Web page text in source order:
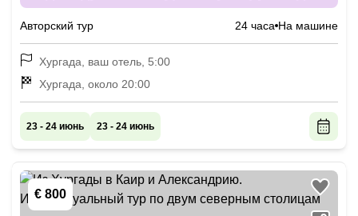
Авторский тур 24 часа На машине
Хургада, ваш отель, 5:00
Хургада, около 20:00
23 - 24 июнь 23 - 24 июнь
€ 800